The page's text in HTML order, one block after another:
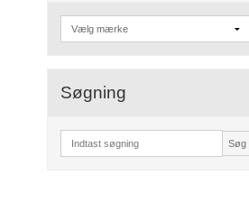
Søgning
Søg